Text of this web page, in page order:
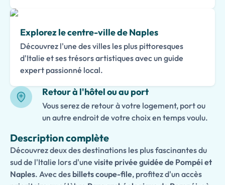
Explorez le centre-ville de Naples
Découvrez l'une des villes les plus pittoresques
d'Italie et ses trésors artistiques avec un guide
expert passionné local.
Retour à l'hôtel ou au port
Vous serez de retour à votre logement, port ou
un autre endroit de votre choix en temps voulu.
Description complète
Découvrez deux des destinations les plus fascinantes du
sud de l'Italie lors d'une visite privée guidée de Pompéi et
Naples. Avec des billets coupe-file, profitez d'un accès